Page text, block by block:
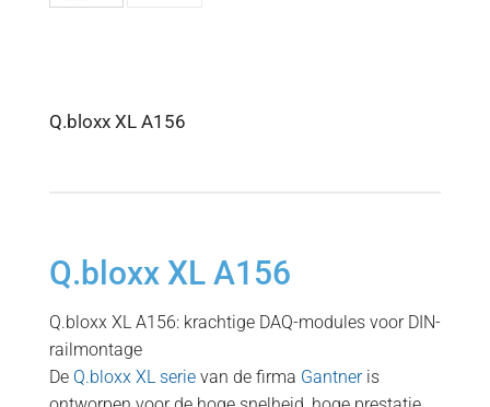
Q.bloxx XL A156
Q.bloxx XL A156
Q.bloxx XL A156: krachtige DAQ-modules voor DIN-
railmontage
De Q.bloxx XL serievan de firma Gantneris